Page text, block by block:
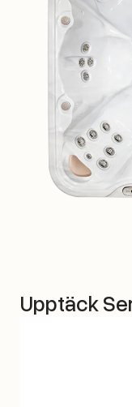
Upptäck